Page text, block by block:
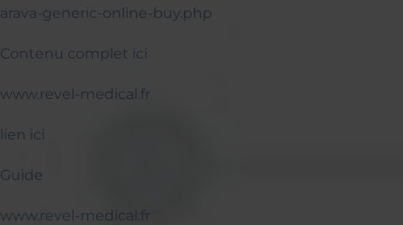
arava-generic-online-buy.php
Contenu complet ici
www.revel-medical.fr
lien ici
Guide
www.revel-medical.fr